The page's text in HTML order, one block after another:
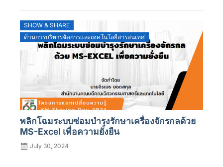
SHOW & SHARE
ด้านการบริหารจัดการและเทคโนโลยีสารสนเทศ
พลิกโฉมระบบซ่อมบำรุงรักษาเครื่องจักรกลด้วย
MS-Excel เพื่อความยั่งยืน
July 30, 2024